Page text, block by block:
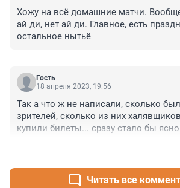
Хожу на всё домашние матчи.
ай ди, нет ай ди. Главное, есть
остальное нытьё
Гость
18 апреля 2023, 19:56
Так а что ж не написали, сколько
зрителей, сколько из них
купили билеты... сразу стало бы ясно
Читать все